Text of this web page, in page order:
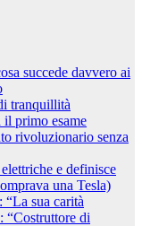
succede davvero ai
tranquillità
il primo esame
rivoluzionario senza
e definisce
una Tesla)
“La sua carità
“Costruttore di